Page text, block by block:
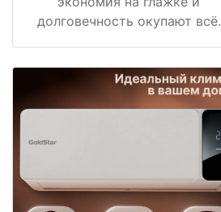
долговечность окупают всё.